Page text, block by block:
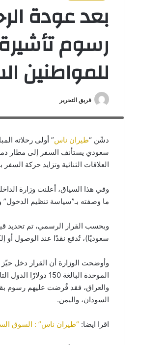
رسوم
للمواطنين
فريق التحرير
دشّن “طيران ناس” أولى رحلاته
العلاقات الثنائية وتزايد حركة السفر
وفي هذا السياق، أعلنت وزارة
ما وصفته بـ”سياسة تنظيم الدخول”
سعوديًا)، تُدفع نقدًا عند الوصول أو
وأوضحت الوزارة أن القرار دخل
الموحدة البالغة
السودان، واليمن.
اقرا ايضا: “طيران ناس” : السوق السعودية